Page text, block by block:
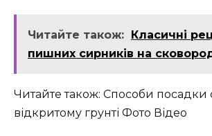
Читайте також: Класичні
пишних сирників на
Читайте також: Способи посадки
відкритому грунті Фото Відео